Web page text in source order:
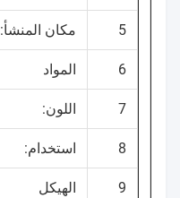
5 مكان المنشأ:
6 المواد
7 اللون:
8 استخدام:
9 الهيكل